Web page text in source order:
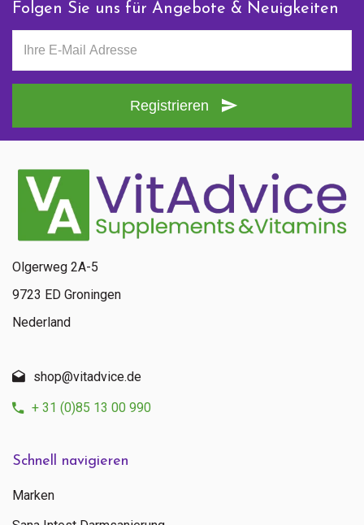
Folgen Sie uns für Angebote & Neuigkeiten
Registrieren
Schnell navigieren
Marken
Olgerweg 2A-5
9723 ED Groningen
Nederland
shop@vitadvice.de
+ 31 (0)85 13 00 990